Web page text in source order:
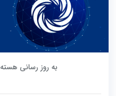
به روز رسانی هسته ۶ کلود لینوکس